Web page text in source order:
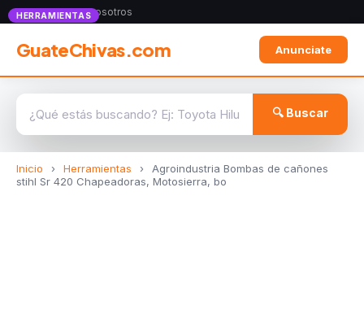
Anunciate con nosotros
GuateChivas.com Anunciate
🔍 Buscar
Inicio › Herramientas ›
Agroindustria Bombas de cañones
stihl Sr 420 Chapeadoras, Motosierra, bo
HERRAMIENTAS